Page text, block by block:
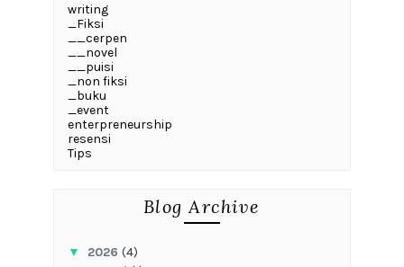
writing
_Fiksi
__cerpen
__novel
__puisi
_non fiksi
_buku
_event
enterpreneurship
resensi
Tips
Blog Archive
▼ 2026 (4)